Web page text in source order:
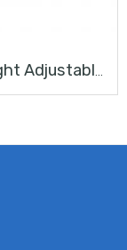
โต๊ะเสริมคอมพิวเตอร์ปรับระดับ Height Adjustable Standing Desk Converter 30inch